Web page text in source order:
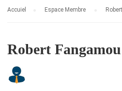
Accuiel Espace Membre
Robert Fangamou